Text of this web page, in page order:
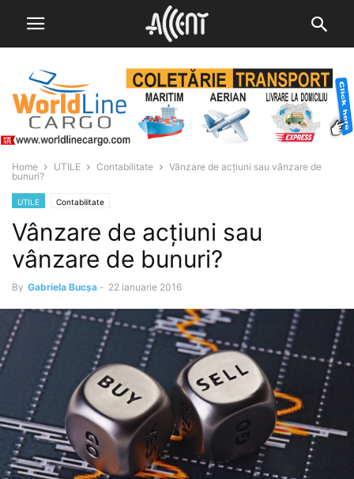
Home UTILE Contabilitate
Vânzare de acțiuni sau vânzare de
bunuri?
UTILE Contabilitate
Vânzare de acțiuni sau
vânzare de bunuri?
By Gabriela Bucșa - 22 ianuarie 2016